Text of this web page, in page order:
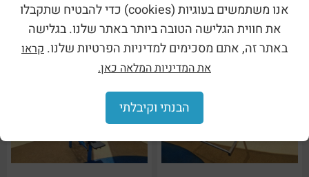
מתקן כושר משקולות חוץ –
מסילת ריצה (LA-1418MILL)
מתקן כושר משקולות חוץ –
ספת בטן (LA-PLIVE-01)
אנו משתמשים בעוגיות (cookies) כדי להבטיח שתקבלו
את חווית הגלישה הטובה ביותר באתר שלנו. בגלישה
באתר זה, אתם מסכימים למדיניות הפרטיות שלנו. קראו
את המדיניות המלאה כאן.
הבנתי וקיבלתי